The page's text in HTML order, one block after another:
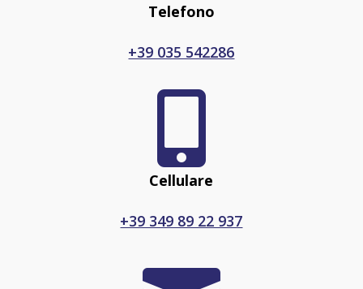
Telefono
+39 035 542286

Cellulare
+39 349 89 22 937